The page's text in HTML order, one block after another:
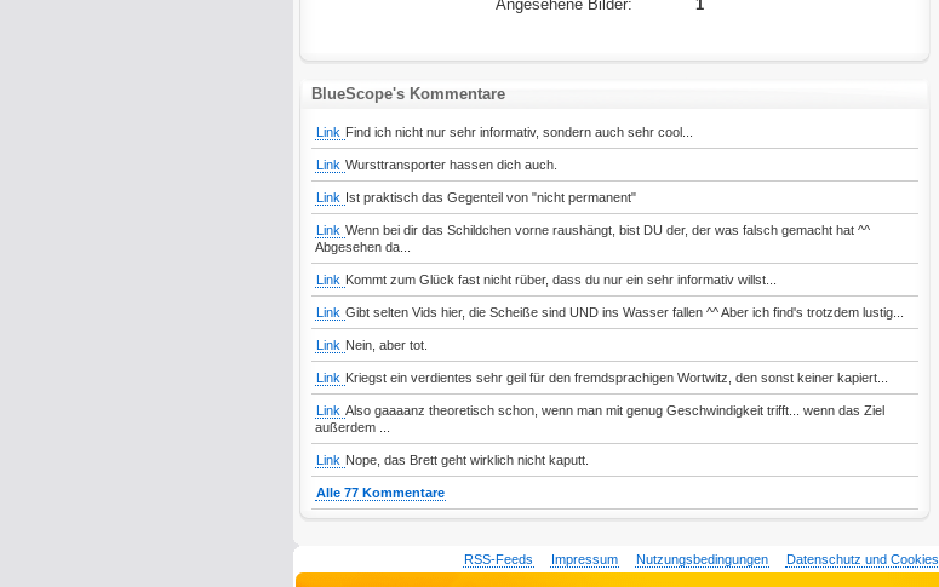
Angesehene Bilder:
1
BlueScope's Kommentare
Link Find ich nicht nur sehr informativ, sondern auch sehr cool...
Link Wursttransporter hassen dich auch.
Link Ist praktisch das Gegenteil von "nicht permanent"
Link Wenn bei dir das Schildchen vorne raushängt, bist DU der, der was falsch gemacht hat ^^
Abgesehen da...
Link Kommt zum Glück fast nicht rüber, dass du nur ein sehr informativ willst...
Link Gibt selten Vids hier, die Scheiße sind UND ins Wasser fallen ^^ Aber ich find's trotzdem lustig...
Link Nein, aber tot.
Link Kriegst ein verdientes sehr geil für den fremdsprachigen Wortwitz, den sonst keiner kapiert...
Link Also gaaaanz theoretisch schon, wenn man mit genug Geschwindigkeit trifft... wenn das Ziel
außerdem ...
Link Nope, das Brett geht wirklich nicht kaputt.
Alle 77 Kommentare
RSS-Feeds Impressum Nutzungsbedingungen Datenschutz und Cookies